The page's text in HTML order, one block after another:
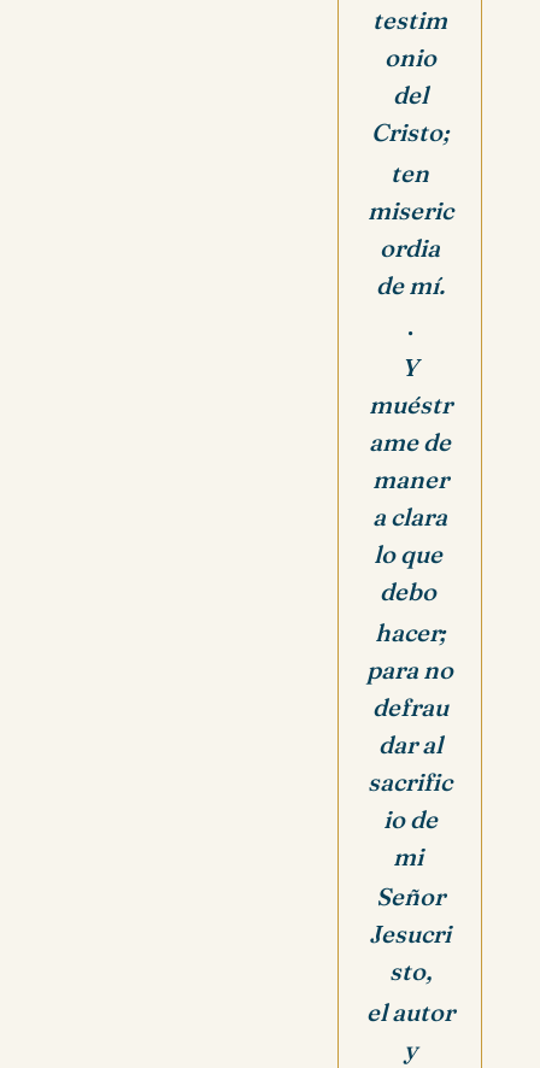
testim
onio
del
Cristo;
ten
miseric
ordia
de mí.
.
Y
muéstr
ame de
maner
a clara
lo que
debo
hacer;
para no
defrau
dar al
sacrific
io de
mi
Señor
Jesucri
sto,
el autor
y